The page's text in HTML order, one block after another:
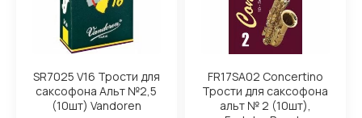
SR7025 V16 Трости для
саксофона Альт №2,5
(10шт) Vandoren
FR17SA02 Concertino
Трости для саксофона
альт № 2 (10шт),